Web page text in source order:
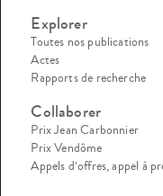
Explorer
Toutes nos publications
Actes
Rapports de recherche
Collaborer
Prix Jean Carbonnier
Prix Vendôme
Appels d’offres, appel à